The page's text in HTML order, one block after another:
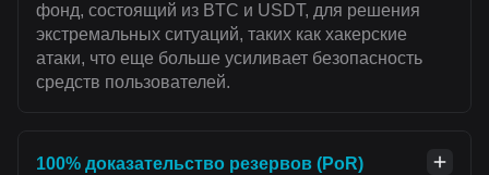
фонд, состоящий из BTC и USDT, для решения
экстремальных ситуаций, таких как хакерские
атаки, что еще больше усиливает безопасность
средств пользователей.
100% доказательство резервов (PoR)